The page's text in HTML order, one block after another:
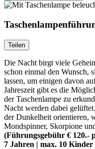
Teilen
Die Nacht birgt viele
schon einmal den Wunsch,
lassen, um einigen davon
Jahreszeit gibt es die
der Taschenlampe zu
Nacht werden dabei
der Dunkelheit orientieren,
Mondspinner, Skorpione
(Führungsgebühr € 120.-
7 Jahren | max. 10 Kinder